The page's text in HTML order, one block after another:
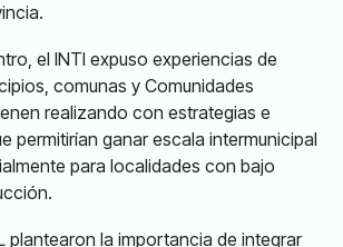
el INTI expuso experiencias de
comunas y Comunidades
realizando con estrategias e
permitirían ganar escala intermunicipal
para localidades con bajo
plantearon la importancia de integrar